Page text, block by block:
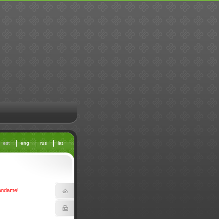
est eng rus lat